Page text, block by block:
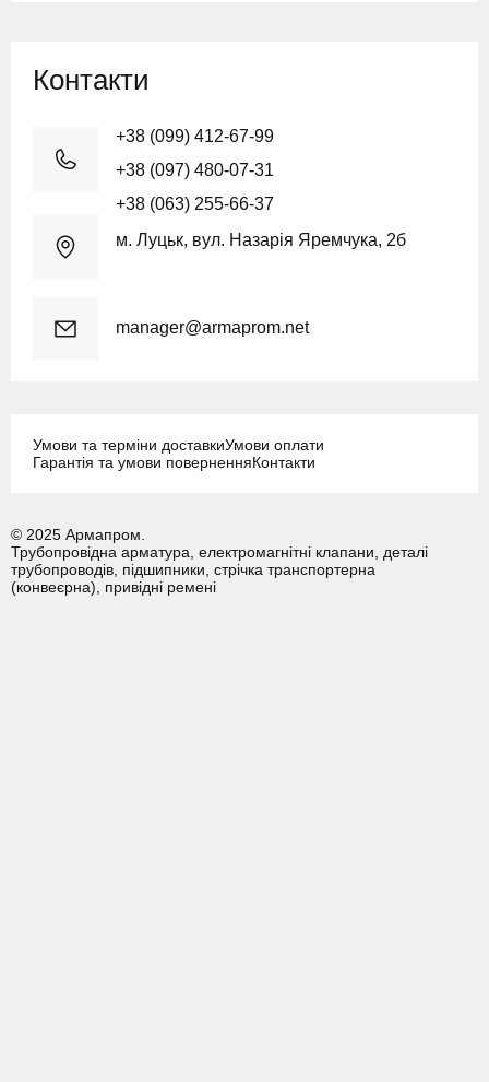
Контакти
+38 (099) 412-67-99
+38 (097) 480-07-31
+38 (063) 255-66-37
м. Луцьк, вул. Назарія Яремчука, 2б
manager@armaprom.net
Умови та терміни доставкиУмови оплати
Гарантія та умови поверненняКонтакти
© 2025 Армапром.
Трубопровідна арматура, електромагнітні клапани, деталі
трубопроводів, підшипники, стрічка транспортерна
(конвеєрна), привідні ремені